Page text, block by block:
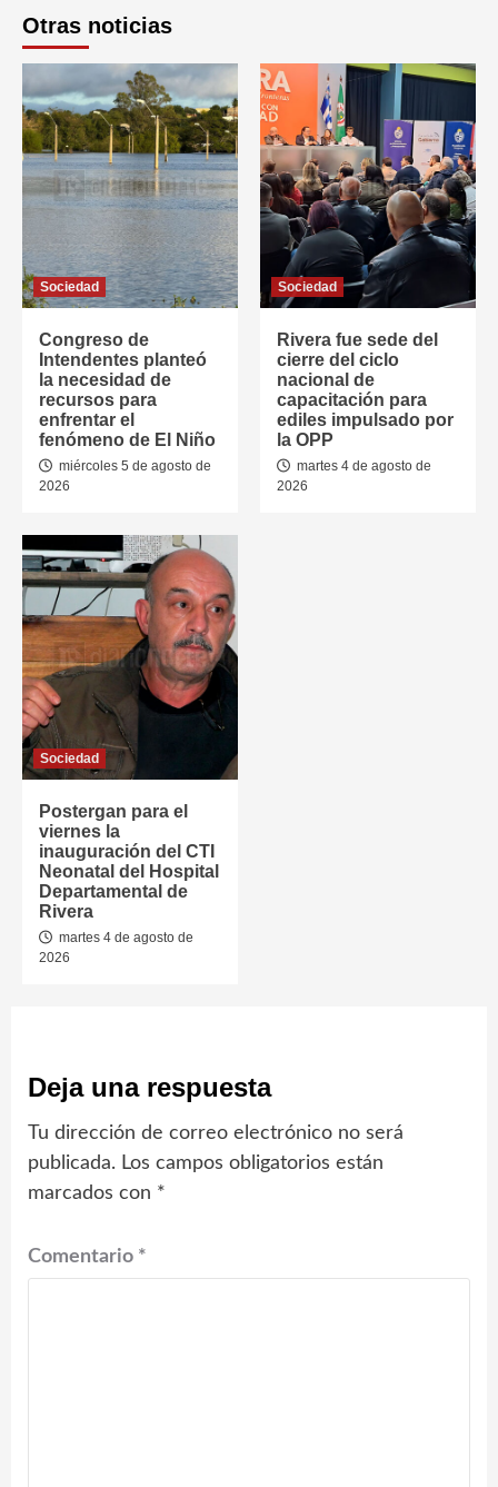
Otras noticias
Sociedad
Congreso de
Intendentes planteó
la necesidad de
recursos para
enfrentar el
fenómeno de El Niño
miércoles 5 de agosto de
2026
Sociedad
Rivera fue sede del
cierre del ciclo
nacional de
capacitación para
ediles impulsado por
la OPP
martes 4 de agosto de
2026
Sociedad
Postergan para el
viernes la
inauguración del CTI
Neonatal del Hospital
Departamental de
Rivera
martes 4 de agosto de
2026
Deja una respuesta
Tu dirección de correo electrónico no será
publicada. Los campos obligatorios están
marcados con *
Comentario *